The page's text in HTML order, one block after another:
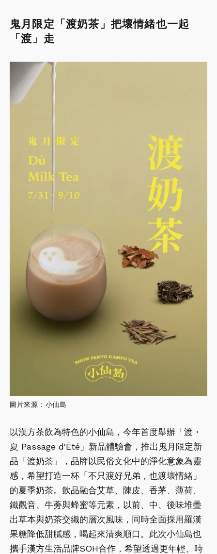
鬼月限定「渡奶茶」把壞情緒也一起
「渡」走
圖片來源：小仙島
以漢方茶飲為特色的小仙島，今年首度舉辦「渡・
夏 Passage d'Été」新品體驗會，推出鬼月限定新
品「渡奶茶」，品牌以民俗文化中的淨化意象為靈
感，希望打造一杯「不只渡好兄弟，也渡壞情緒」
的夏季奶茶。飲品融合艾草、陳皮、香茅、薄荷、
鐵觀音、牛蒡與蜂蜜等元素，以前、中、後味堆疊
出草本與奶茶交織的層次風味，同時全面採用羅漢
果糖降低甜膩感，喝起來清爽順口。此次小仙島也
攜手漢方生活品牌SOH合作，希望透過更年輕、時